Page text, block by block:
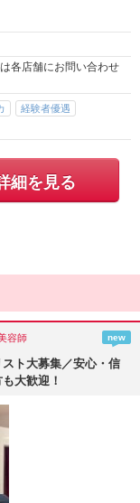
各店舗にお問い合わせ
経験者優遇
細を見る
容師 new
スト大募集／安心・信
大歓迎！